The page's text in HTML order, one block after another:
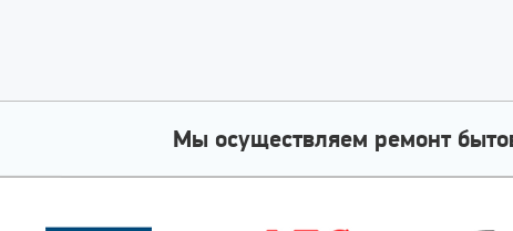
Мы осуществляем ремонт